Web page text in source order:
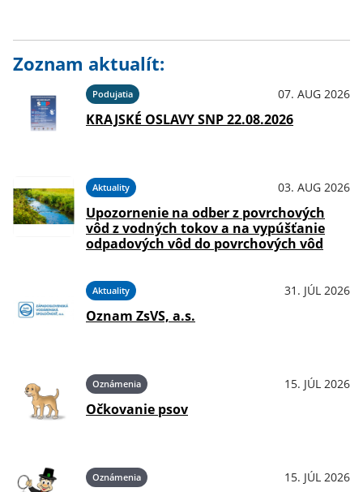
Zoznam aktualít:
Podujatia 07. AUG 2026
KRAJSKÉ OSLAVY SNP 22.08.2026
Aktuality 03. AUG 2026
Upozornenie na odber z povrchových
vôd z vodných tokov a na vypúšťanie
odpadových vôd do povrchových vôd
Aktuality 31. JÚL 2026
Oznam ZsVS, a.s.
Oznámenia 15. JÚL 2026
Očkovanie psov
Oznámenia 15. JÚL 2026